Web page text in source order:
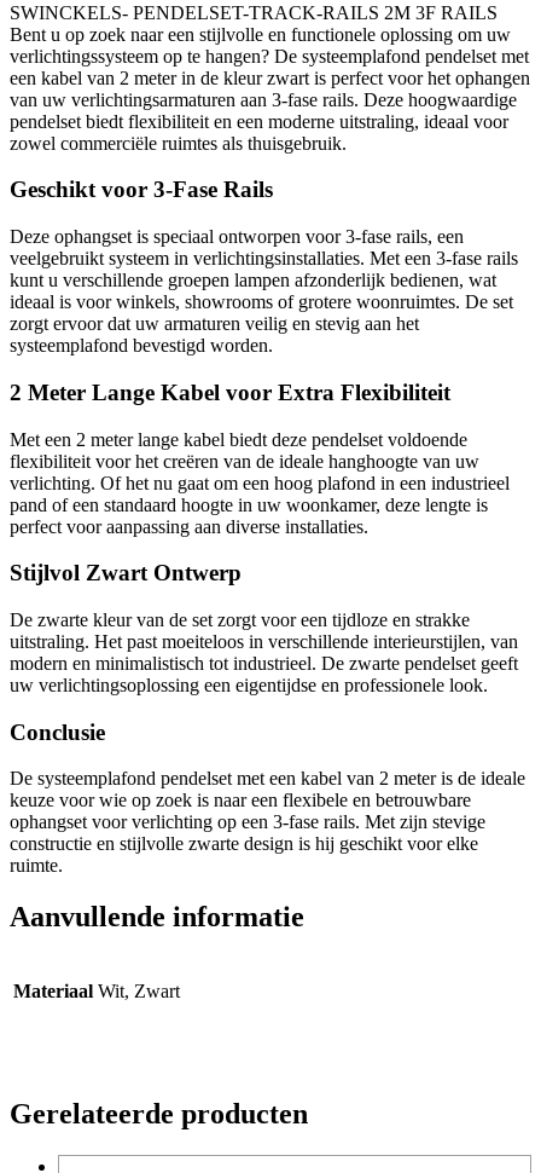
SWINCKELS- PENDELSET-TRACK-RAILS 2M 3F RAILS
Bent u op zoek naar een stijlvolle en functionele oplossing om uw
verlichtingssysteem op te hangen? De systeemplafond pendelset met
een kabel van 2 meter in de kleur zwart is perfect voor het ophangen
van uw verlichtingsarmaturen aan 3-fase rails. Deze hoogwaardige
pendelset biedt flexibiliteit en een moderne uitstraling, ideaal voor
zowel commerciële ruimtes als thuisgebruik.
Geschikt voor 3-Fase Rails
Deze ophangset is speciaal ontworpen voor 3-fase rails, een
veelgebruikt systeem in verlichtingsinstallaties. Met een 3-fase rails
kunt u verschillende groepen lampen afzonderlijk bedienen, wat
ideaal is voor winkels, showrooms of grotere woonruimtes. De set
zorgt ervoor dat uw armaturen veilig en stevig aan het
systeemplafond bevestigd worden.
2 Meter Lange Kabel voor Extra Flexibiliteit
Met een 2 meter lange kabel biedt deze pendelset voldoende
flexibiliteit voor het creëren van de ideale hanghoogte van uw
verlichting. Of het nu gaat om een hoog plafond in een industrieel
pand of een standaard hoogte in uw woonkamer, deze lengte is
perfect voor aanpassing aan diverse installaties.
Stijlvol Zwart Ontwerp
De zwarte kleur van de set zorgt voor een tijdloze en strakke
uitstraling. Het past moeiteloos in verschillende interieurstijlen, van
modern en minimalistisch tot industrieel. De zwarte pendelset geeft
uw verlichtingsoplossing een eigentijdse en professionele look.
Conclusie
De systeemplafond pendelset met een kabel van 2 meter is de ideale
keuze voor wie op zoek is naar een flexibele en betrouwbare
ophangset voor verlichting op een 3-fase rails. Met zijn stevige
constructie en stijlvolle zwarte design is hij geschikt voor elke
ruimte.
Aanvullende informatie
Materiaal Wit, Zwart
Gerelateerde producten